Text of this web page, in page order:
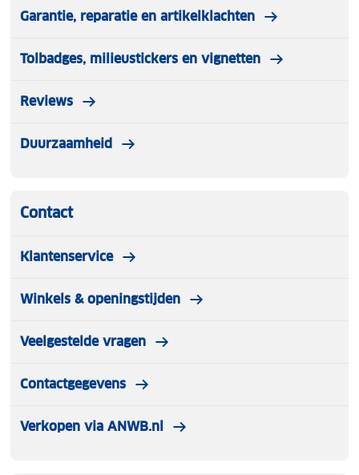
van de Dutch Mountains boodschappentrolley.
Garantie, reparatie en artikelklachten
Tolbadges, milieustickers en vignetten
Reviews
Duurzaamheid
Contact
Klantenservice
Winkels & openingstijden
Veelgestelde vragen
Contactgegevens
Verkopen via ANWB.nl